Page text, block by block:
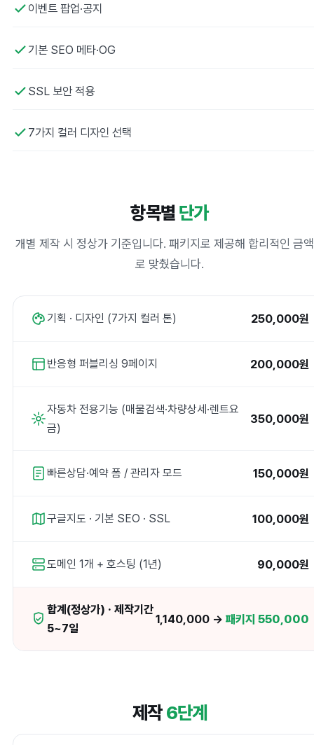
이벤트 팝업·공지
기본 SEO 메타·OG
SSL 보안 적용
7가지 컬러 디자인 선택
항목별 단가
개별 제작 시 정상가 기준입니다. 패키지로 제공해 합리적인 금
로 맞췄습니다.
기획 · 디자인 (7가지 컬러 톤) 250,000원
반응형 퍼블리싱 9페이지 200,000원
자동차 전용기능 (매물검색·차량상세·렌트요
금)
350,000원
빠른상담·예약 폼 / 관리자 모드 150,000원
구글지도 · 기본 SEO · SSL 100,000원
도메인 1개 + 호스팅 (1년) 90,000원
합계(정상가) · 제작기간
5~7일
1,140,000 → 패키지 550,000
제작6단계